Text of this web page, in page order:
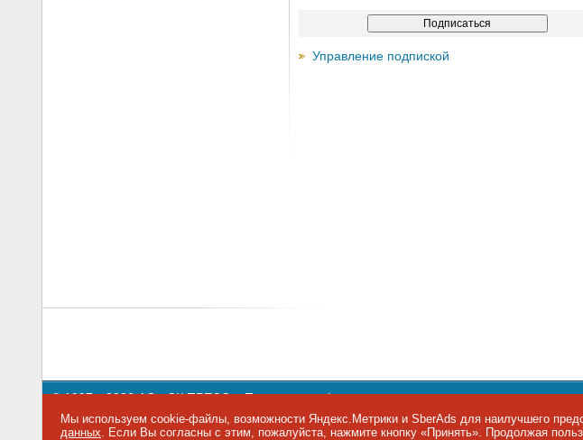
Управление подпиской
© 1997—2026 АО «СК ПРЕСС».Политика конфиденциальности персональных данных,
109147 г. Москва, ул. Марксистская, 34, строение 10. Телефон: +7 495 974-22-60. Факс:
Мы используем cookie-файлы, возможности Яндекс.Метрики и SberAds для наилучшего
данных. Если Вы согласны с этим, пожалуйста, нажмите кнопку «Принять». Продолжая